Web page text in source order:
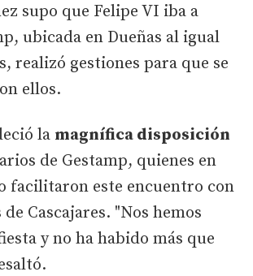
supo que Felipe VI iba a
ubicada en Dueñas al igual
realizó gestiones para que se
ellos.
la magnífica disposición
de Gestamp, quienes en
facilitaron este encuentro con
Cascajares. "Nos hemos
y no ha habido más que